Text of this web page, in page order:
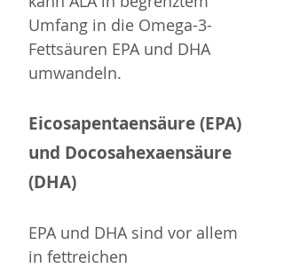
Umfang in die Omega-3-
Fettsäuren EPA und DHA
umwandeln.
Eicosapentaensäure (EPA)
und Docosahexaensäure
(DHA)
EPA und DHA sind vor allem
in fettreichen